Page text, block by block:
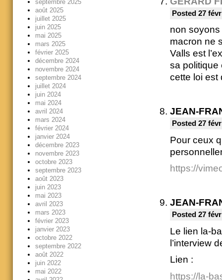
Posted 27
non
macron ne
Valls est
sa politique
cette loi est
JEAN-
Posted 27
Pour ceux
https://
JEAN-
Posted 27
Le lien la-
l’interview
Lien :
https://la-
septembre 2025
août 2025
juillet 2025
juin 2025
mai 2025
mars 2025
février 2025
décembre 2024
novembre 2024
septembre 2024
juillet 2024
juin 2024
mai 2024
avril 2024
mars 2024
février 2024
janvier 2024
décembre 2023
novembre 2023
octobre 2023
septembre 2023
août 2023
juin 2023
mai 2023
avril 2023
mars 2023
février 2023
janvier 2023
octobre 2022
septembre 2022
août 2022
juin 2022
mai 2022